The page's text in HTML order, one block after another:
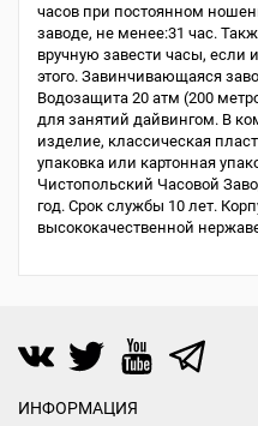
часов при постоянном
заводе, не менее:31 час.
вручную завести часы, если
этого. Завинчивающаяся
Водозащита 20 атм (200
для занятий дайвингом. В
изделие, классическая
упаковка или картонная
Чистопольский Часовой
год. Срок службы 10 лет.
высококачественной
ИНФОРМАЦИЯ